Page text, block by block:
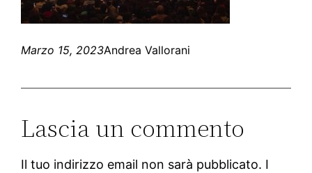
Marzo 15, 2023Andrea Vallorani
Lascia un commento
Il tuo indirizzo email non sarà pubblicato. I